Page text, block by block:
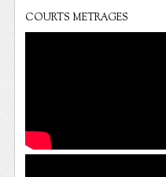
COURTS METRAGES